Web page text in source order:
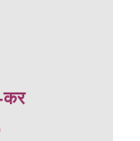
कर